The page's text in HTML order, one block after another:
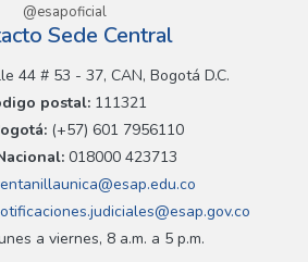
@esapoficial
Sede Central
44 # 53 - 37, CAN, Bogotá D.C.
postal: 111321
(+57) 601 7956110
018000 423713
a viernes, 8 a.m. a 5 p.m.